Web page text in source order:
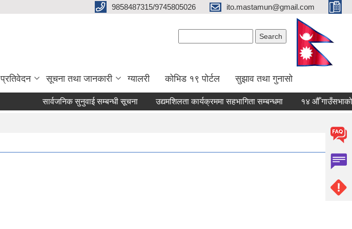
9858487315/9745805026 ito.mastamun@gmail.com
प्रतिवेदन सूचना तथा जानकारी ग्यालरी कोभिड १९ पोर्टल सुझाव तथा गुनासो
सार्वजनिक सुनुवाई सम्बन्धी सूचना उद्यमशिलता कार्यक्रममा सहभागिता सम्बन्धमा १४ औँ गाउँसभाको